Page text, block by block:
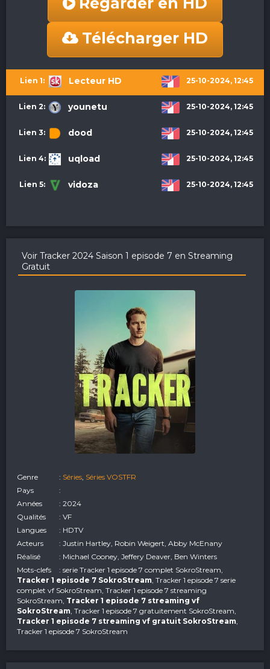
Télécharger HD
Lecteur HD 25-10-2024, 12:45
younetu 25-10-2024, 12:45
dood 25-10-2024, 12:45
uqload 25-10-2024, 12:45
vidoza 25-10-2024, 12:45
Voir Tracker 2024 Saison 1 episode 7 en Streaming
Gratuit
Genre : Séries Séries VOSTFR
Pays
:
Années
: 2024
Qualités
: VF
Langues
: HDTV
Acteurs
: Justin Hartley, Robin Weigert, Abby McEnany
Réalisé
: Michael Cooney, Jeffery Deaver, Ben Winters
Mots-clefs
: serie Tracker 1 episode 7 complet SokroStream,
Tracker 1 episode 7 SokroStream , Tracker 1 episode 7 serie
complet vf SokroStream, Tracker 1 episode 7 streaming
SokroStream, Tracker 1 episode 7 streaming vf
SokroStream , Tracker 1 episode 7 gratuitement SokroStream,
Tracker 1 episode 7 streaming vf gratuit SokroStream
Tracker 1 episode 7 SokroStream